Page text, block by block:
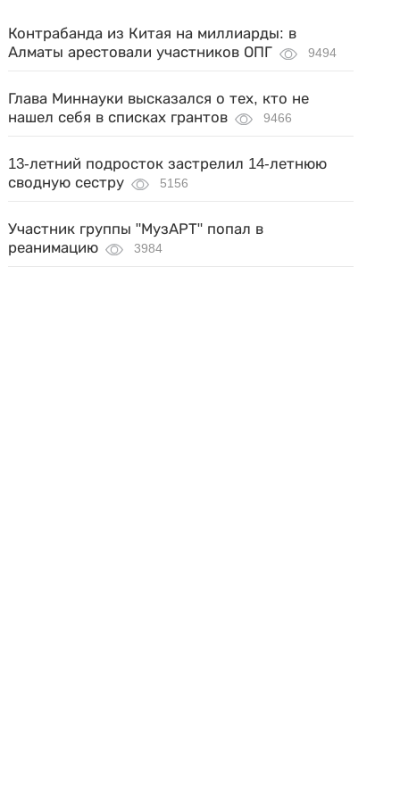
Контрабанда из Китая на миллиарды: в
Алматы арестовали участников ОПГ
9494
Глава Миннауки высказался о тех, кто не
нашел себя в списках грантов
9466
13-летний подросток застрелил 14-летнюю
сводную сестру
5156
Участник группы "МузАРТ" попал в
реанимацию
3984